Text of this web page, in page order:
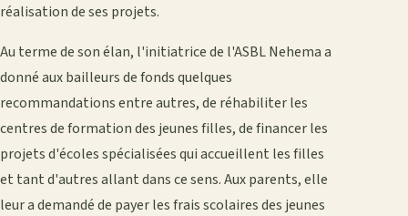
réalisation de ses projets.
Au terme de son élan, l'initiatrice de l'ASBL Nehema a
donné aux bailleurs de fonds quelques
recommandations entre autres, de réhabiliter les
centres de formation des jeunes filles, de financer les
projets d'écoles spécialisées qui accueillent les filles
et tant d'autres allant dans ce sens. Aux parents, elle
leur a demandé de payer les frais scolaires des jeunes